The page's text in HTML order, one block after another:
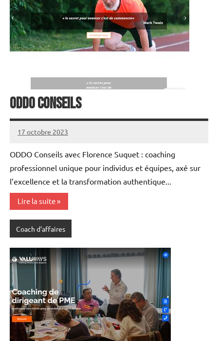
ODDO Conseils
17 octobre 2023
annuairecoaching
ODDO Conseils avec Florence Suquet : coaching
professionnel unique pour individus et équipes, axé sur
l’excellence et la transformation authentique...
Lire la suite
Coach d'affaires